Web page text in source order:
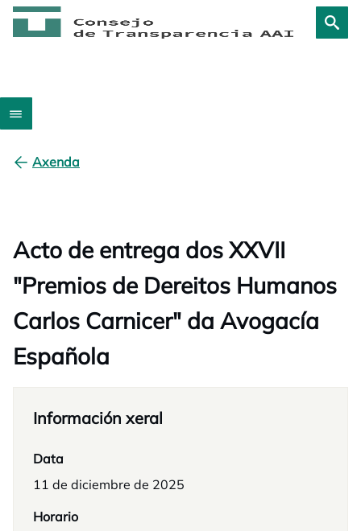
Axenda
Acto de entrega dos XXVII
"Premios de Dereitos Humanos
Carlos Carnicer" da Avogacía
Española
Información xeral
Data
11 de diciembre de 2025
Horario